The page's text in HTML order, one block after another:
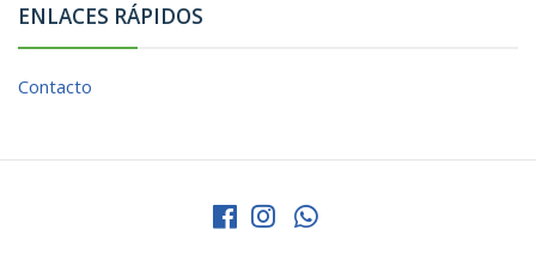
ENLACES RÁPIDOS
Contacto